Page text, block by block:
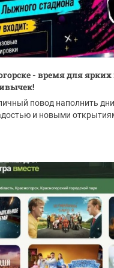
- время для
повод наполнить
и новыми